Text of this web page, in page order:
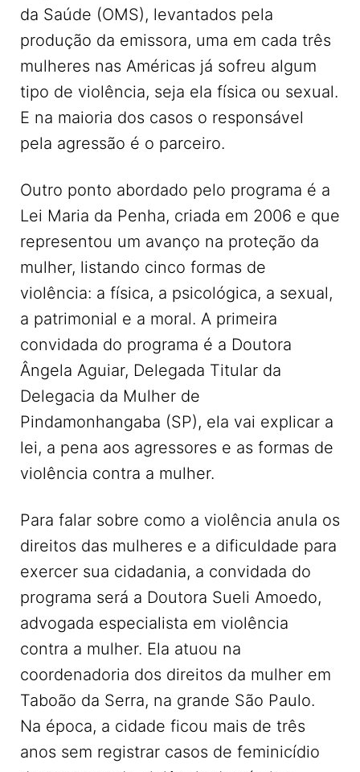
da Saúde (OMS), levantados pela
produção da emissora, uma em cada três
mulheres nas Américas já sofreu algum
tipo de violência, seja ela física ou sexual.
E na maioria dos casos o responsável
pela agressão é o parceiro.
Outro ponto abordado pelo programa é a
Lei Maria da Penha, criada em 2006 e que
representou um avanço na proteção da
mulher, listando cinco formas de
violência: a física, a psicológica, a sexual,
a patrimonial e a moral. A primeira
convidada do programa é a Doutora
Ângela Aguiar, Delegada Titular da
Delegacia da Mulher de
Pindamonhangaba (SP), ela vai explicar a
lei, a pena aos agressores e as formas de
violência contra a mulher.
Para falar sobre como a violência anula os
direitos das mulheres e a dificuldade para
exercer sua cidadania, a convidada do
programa será a Doutora Sueli Amoedo,
advogada especialista em violência
contra a mulher. Ela atuou na
coordenadoria dos direitos da mulher em
Taboão da Serra, na grande São Paulo.
Na época, a cidade ficou mais de três
anos sem registrar casos de feminicídio